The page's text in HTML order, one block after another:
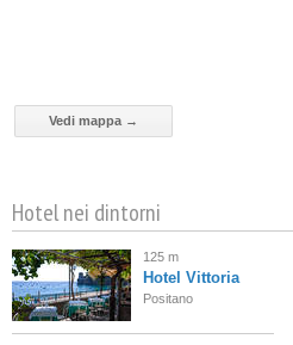
Vedi mappa →
Hotel nei dintorni
125 m
Hotel Vittoria
Positano